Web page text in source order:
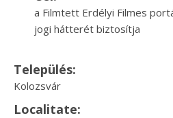
a Filmtett Erdélyi Filmes
jogi hátterét biztosítja
Település:
Kolozsvár
Localitate: